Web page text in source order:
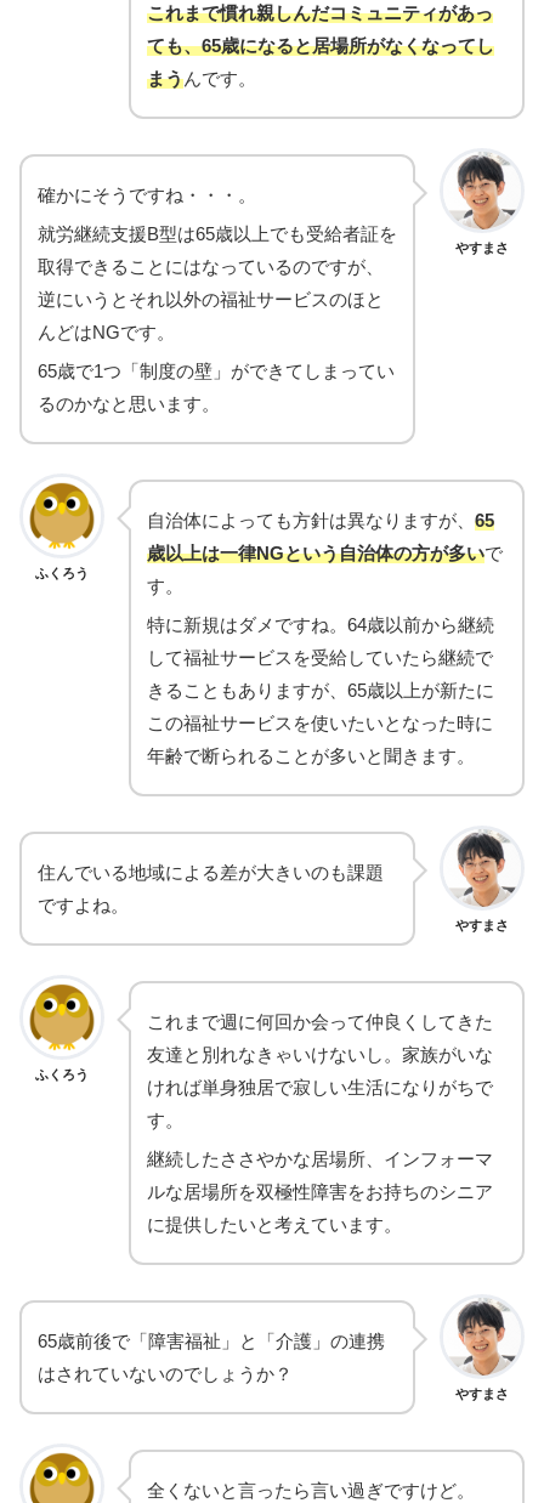
これまで慣れ親しんだコミュニティがあっ
ても、65歳になると居場所がなくなってし
まうんです。
やすまさ
確かにそうですね・・・。
就労継続支援B型は65歳以上でも受給者証を
取得できることにはなっているのですが、
逆にいうとそれ以外の福祉サービスのほと
んどはNGです。
65歳で1つ「制度の壁」ができてしまってい
るのかなと思います。
ふくろう
自治体によっても方針は異なりますが、 65
歳以上は一律NGという自治体の方が多いで
す。
特に新規はダメですね。64歳以前から継続
して福祉サービスを受給していたら継続で
きることもありますが、65歳以上が新たに
この福祉サービスを使いたいとなった時に
年齢で断られることが多いと聞きます。
やすまさ
住んでいる地域による差が大きいのも課題
ですよね。
ふくろう
これまで週に何回か会って仲良くしてきた
友達と別れなきゃいけないし。家族がいな
ければ単身独居で寂しい生活になりがちで
す。
継続したささやかな居場所、インフォーマ
ルな居場所を双極性障害をお持ちのシニア
に提供したいと考えています。
やすまさ
65歳前後で「障害福祉」と「介護」の連携
はされていないのでしょうか？
全くないと言ったら言い過ぎですけど。